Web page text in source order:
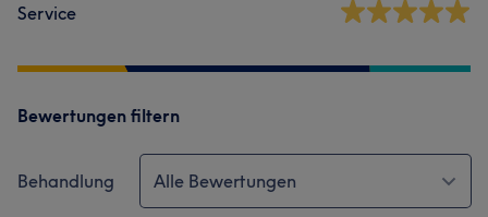
Service
Bewertungen filtern
Behandlung Alle Bewertungen